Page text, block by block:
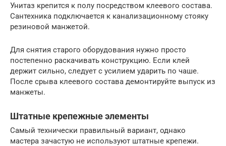
Унитаз крепится к полу посредством клеевого состава.
Сантехника подключается к канализационному стояку
резиновой манжетой.
Для снятия старого оборудования нужно просто
постепенно раскачивать конструкцию. Если клей
держит сильно, следует с усилием ударить по чаше.
После срыва клеевого состава демонтируйте выпуск из
манжеты.
Штатные крепежные элементы
Самый технически правильный вариант, однако
мастера зачастую не используют штатные крепежи.